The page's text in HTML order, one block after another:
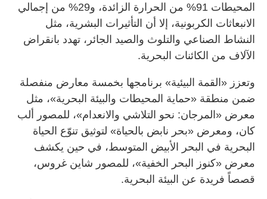
المحيطات 91% من الحرارة الزائدة، و29% من إجمالي
الانبعاثات الكربونية، إلا أن التأثيرات البشرية، مثل
النشاط الصناعي والتلوث والصيد الجائر، تهدد بانقراض
الآلاف من الكائنات البحرية.
وتعزز «القمة البيئية» برنامجها بخمسة معارض منفصلة
ضمن منطقة «حماية المحيطات والبيئة البحرية»، مثل
معرض «المرجان: نحو التلاشي والانعدام»، للمصور ألب
كان، ومعرض «بحر نابض بالحياة» لتوثيق تنوّع الحياة
البحرية في البحر الأبيض المتوسط، في حين يكشف
معرض «كنوز البحر الخفية»، للمصور شاين غروس،
قصصاً فريدة عن البيئة البحرية.